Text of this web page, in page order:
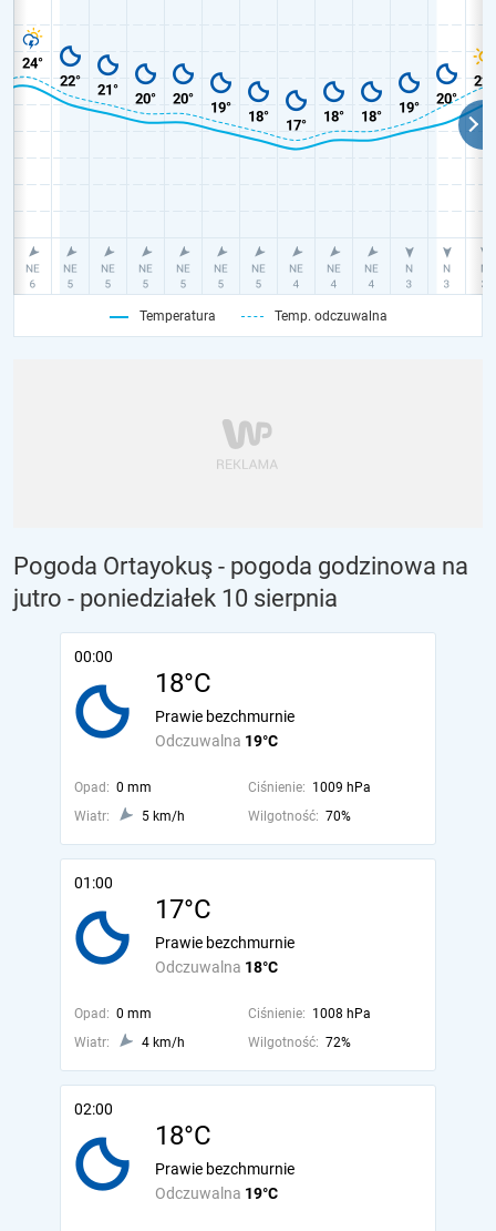
Temperatura Temp. odczuwalna
Pogoda Ortayokuş - pogoda godzinowa na
jutro - poniedziałek 10 sierpnia
00:00
18°C
Odczuwalna 19°C
Prawie bezchmurnie
Opad: 0 mm Ciśnienie: 1009 hPa
Wiatr:
5 km/h Wilgotność: 70%
01:00
17°C
Odczuwalna 18°C
Prawie bezchmurnie
Opad: 0 mm Ciśnienie: 1008 hPa
Wiatr:
4 km/h Wilgotność: 72%
02:00
18°C
Odczuwalna 19°C
Prawie bezchmurnie